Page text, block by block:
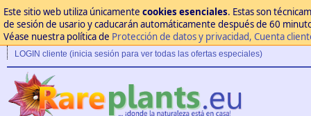
Este sitio web utiliza únicamente cookies esenciales. Estas son
de sesión de usario y caducarán automáticamente después de 60
Véase nuestra política de Protección de datos y privacidad, Cuenta
LOGIN cliente (inicia sesión para ver todas las ofertas especiales)